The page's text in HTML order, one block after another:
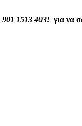
901 1513 403! για να